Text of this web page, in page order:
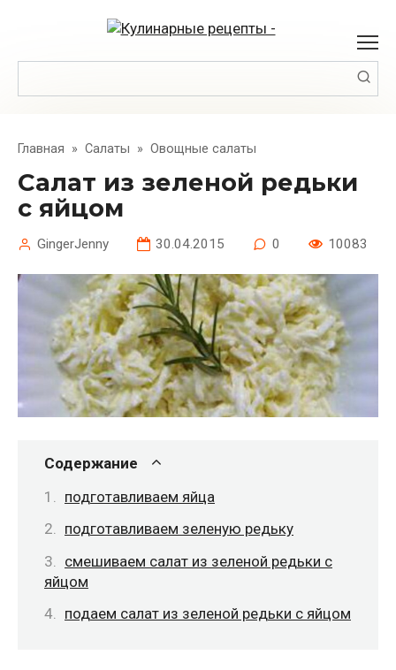
Главная » Салаты » Овощные салаты
Салат из зеленой редьки
с яйцом
GingerJenny 30.04.2015 0 10083
Содержание
подготавливаем яйца
подготавливаем зеленую редьку
смешиваем салат из зеленой редьки с
яйцом
подаем салат из зеленой редьки с яйцом